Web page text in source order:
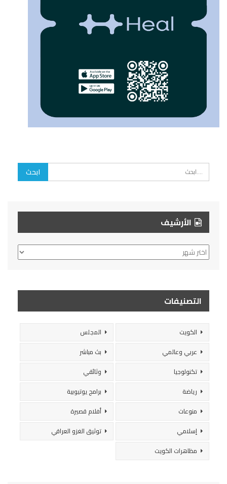
الأرشيف
الأرشيف
التصنيفات
الكويت
المجلس
عربي وعالمي
بث مباشر
تكنولوجيا
وثائقي
رياضة
برامج يوتيوبية
منوعات
أفلام قصيرة
إسلامي
توثيق الغزو العراقي
مظاهرات الكويت